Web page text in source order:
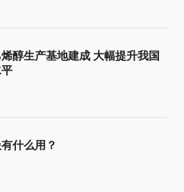
醇生产基地建成 大幅提升我国
什么用？